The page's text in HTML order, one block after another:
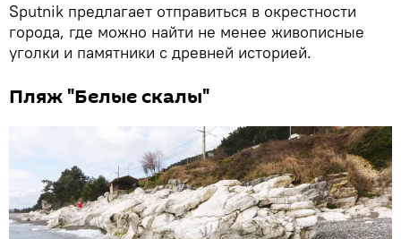
Sputnik предлагает отправиться в окрестности
города, где можно найти не менее живописные
уголки и памятники с древней историей.
Пляж "Белые скалы"